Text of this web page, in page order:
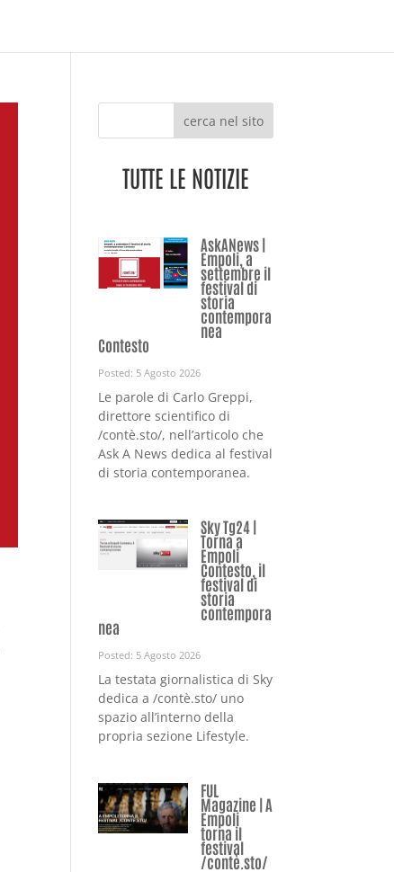
cerca nel sito
TUTTE LE NOTIZIE
AskANews |
Empoli, a
settembre il
festival di
storia
contempora
nea
Contesto
Posted: 5 Agosto 2026
Le parole di Carlo Greppi,
direttore scientifico di
/contè.sto/, nell’articolo che
Ask A News dedica al festival
di storia contemporanea.
Sky Tg24 |
Torna a
Empoli
Contesto, il
festival di
storia
contempora
nea
Posted: 5 Agosto 2026
La testata giornalistica di Sky
dedica a /contè.sto/ uno
spazio all’interno della
propria sezione Lifestyle.
FUL
Magazine | A
Empoli
torna il
festival
/contè.sto/